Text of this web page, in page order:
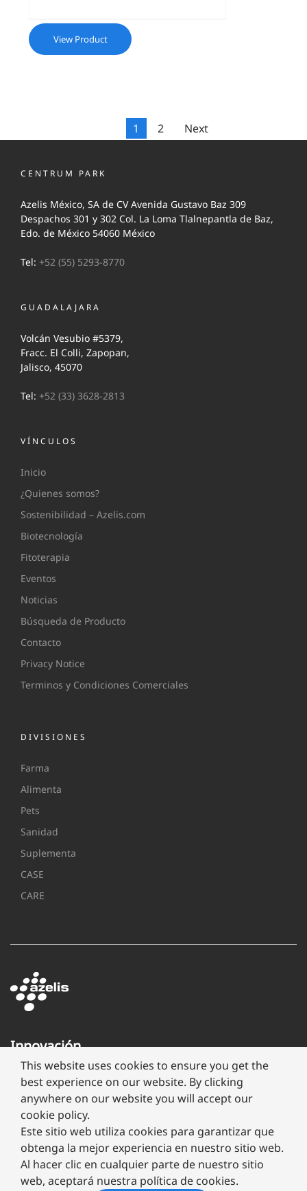
View Product
1 2 Next
CENTRUM PARK
Azelis México, SA de CV Avenida Gustavo Baz 309
Despachos 301 y 302 Col. La Loma Tlalnepantla de Baz,
Edo. de México 54060 México
Tel: +52 (55) 5293-8770
GUADALAJARA
Volcán Vesubio #5379,
Fracc. El Colli, Zapopan,
Jalisco, 45070
Tel: +52 (33) 3628-2813
VÍNCULOS
Inicio
¿Quienes somos?
Sostenibilidad – Azelis.com
Biotecnología
Fitoterapia
Eventos
Noticias
Búsqueda de Producto
Contacto
Privacy Notice
Terminos y Condiciones Comerciales
DIVISIONES
Farma
Alimenta
Pets
Sanidad
Suplementa
CASE
CARE
Innovación
través
de
formulación
This website uses cookies to ensure you get the
best experience on our website. By clicking
anywhere on our website you will accept our
cookie policy.
Este sitio web utiliza cookies para garantizar que
obtenga la mejor experiencia en nuestro sitio web.
Al hacer clic en cualquier parte de nuestro sitio
web, aceptará nuestra política de cookies.